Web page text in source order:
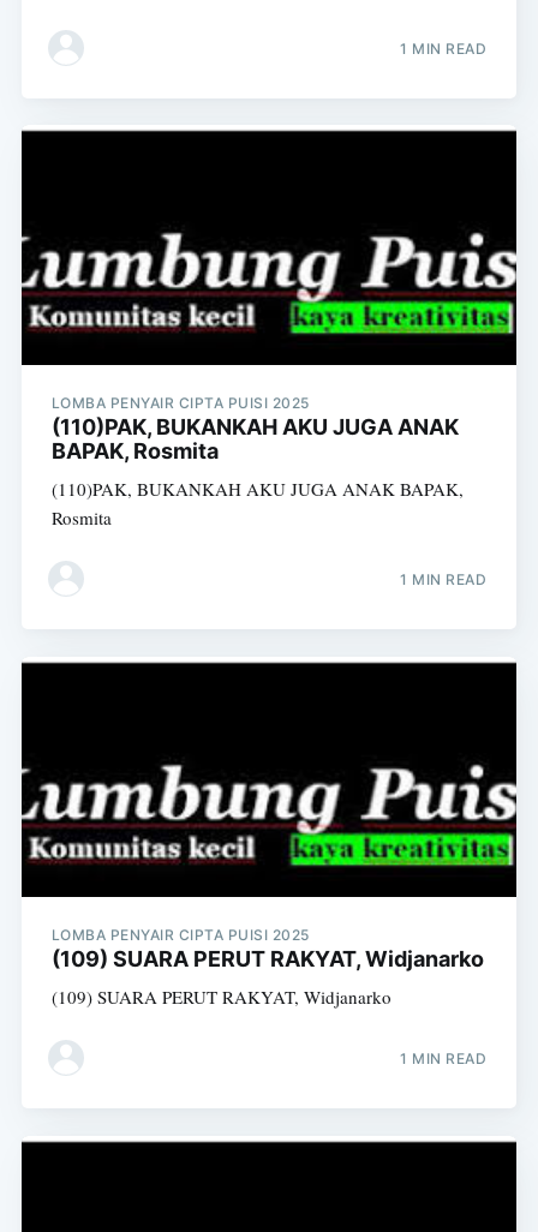
1 MIN READ
LOMBA PENYAIR CIPTA PUISI 2025
(110)PAK, BUKANKAH AKU JUGA ANAK
BAPAK, Rosmita
(110)PAK, BUKANKAH AKU JUGA ANAK BAPAK,
Rosmita
1 MIN READ
LOMBA PENYAIR CIPTA PUISI 2025
(109) SUARA PERUT RAKYAT, Widjanarko
(109) SUARA PERUT RAKYAT, Widjanarko
1 MIN READ